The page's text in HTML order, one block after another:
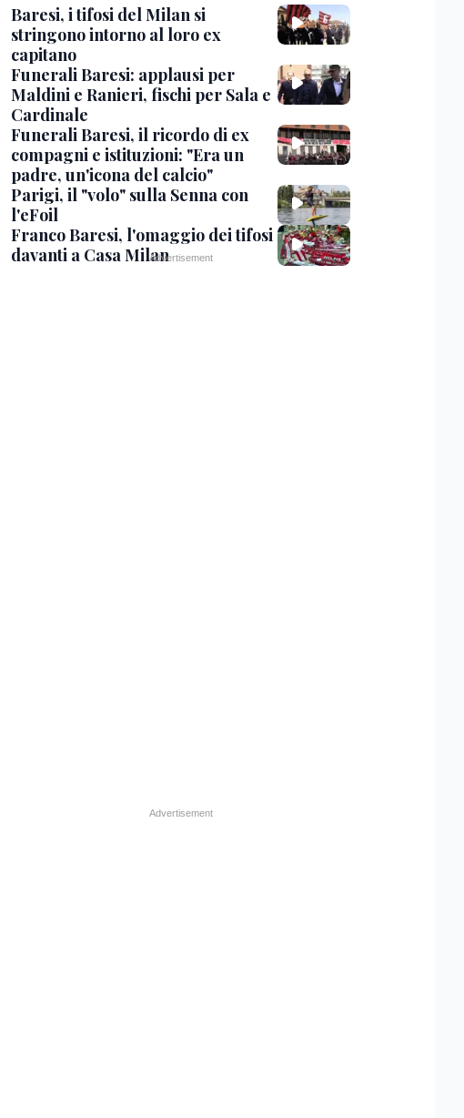
Baresi, i tifosi del Milan si
stringono intorno al loro ex
capitano
Funerali Baresi: applausi per
Maldini e Ranieri, fischi per Sala e
Cardinale
Funerali Baresi, il ricordo di ex
compagni e istituzioni: "Era un
padre, un'icona del calcio"
Parigi, il "volo" sulla Senna con
l'eFoil
Franco Baresi, l'omaggio dei tifosi
davanti a Casa Milan